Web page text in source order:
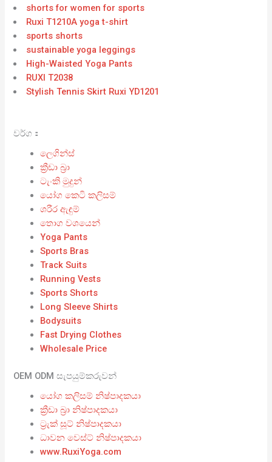
shorts for women for sports
Ruxi T1210A yoga t-shirt
sports shorts
sustainable yoga leggings
High-Waisted Yoga Pants
RUXI T2038
Stylish Tennis Skirt Ruxi YD1201
වර්ග：
ලෙගින්ස්
ක්‍රීඩා බ්‍රා
ටැංකි මුදුන්
යෝග කෙටි කලිසම්
ශරීර ඇඳුම්
තොග වශයෙන්
Yoga Pants
Sports Bras
Track Suits
Running Vests
Sports Shorts
Long Sleeve Shirts
Bodysuits
Fast Drying Clothes
Wholesale Price
OEM ODM සැපයුම්කරුවන්
යෝග කලිසම් නිෂ්පාදකයා
ක්‍රීඩා බ්‍රා නිෂ්පාදකයා
ට්‍රැක් සූට් නිෂ්පාදකයා
ධාවන වෙස්ට් නිෂ්පාදකයා
www.RuxiYoga.com